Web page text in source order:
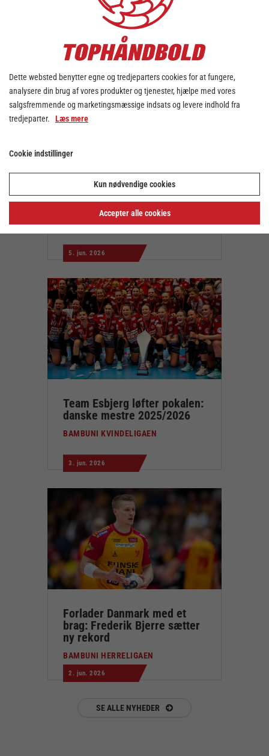
POKALTURNERING
12. jun. 2026
Aalborg Håndbold er danske
mestre 2025/2026
BAMBUNI HERRELIGAEN
5. jun. 2026
Team Esbjerg løfter pokalen:
danske mestre 2025/2026
BAMBUNI KVINDELIGAEN
3. jun. 2026
Forlader Danmark med et
brag: Frederik Bjerre sætter
ny rekord
BAMBUNI HERRELIGAEN
2. jun. 2026
SE ALLE NYHEDER
Dette websted benytter egne og tredjeparters cookies for at fungere,
analysere din brug af vores produkter og tjenester, hjælpe med vores
salgsfremmende og marketingsmæssige indsats og levere indhold fra
tredjeparter. Læs mere
Cookie indstillinger
Kun nødvendige cookies
Accepter alle cookies